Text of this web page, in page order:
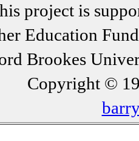
project is
Education
Brookes
Copyright ©